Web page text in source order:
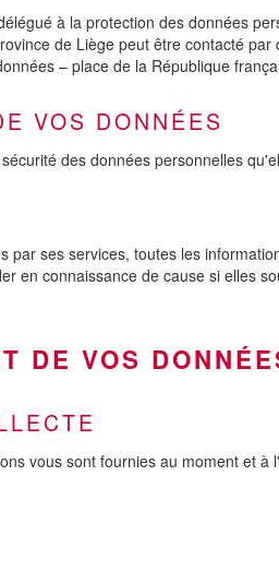
à la protection des données
de Liège peut être contacté
– place de la République
VOS DONNÉES
des données personnelles
ses services, toutes les
en connaissance de cause si elles
DE VOS
vous sont fournies au moment et